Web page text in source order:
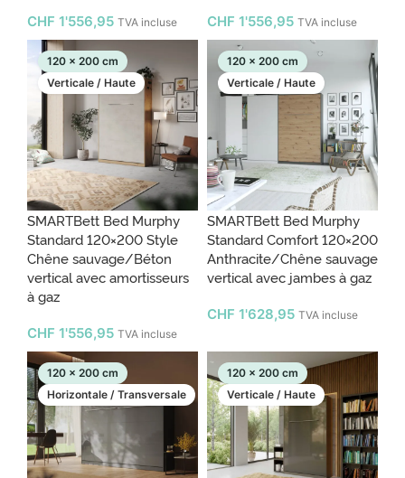
CHF 1'556,95 TVA incluse CHF 1'556,95 TVA incluse
120 x 200 cm
Verticale / Haute
SMARTBett Bed Murphy
Standard 120×200 Style
Chêne sauvage/Béton
vertical avec amortisseurs
à gaz
CHF 1'556,95 TVA incluse
120 x 200 cm
Verticale / Haute
SMARTBett Bed Murphy
Standard Comfort 120×200
Anthracite/Chêne sauvage
vertical avec jambes à gaz
CHF 1'628,95 TVA incluse
120 x 200 cm
Horizontale / Transversale
120 x 200 cm
Verticale / Haute